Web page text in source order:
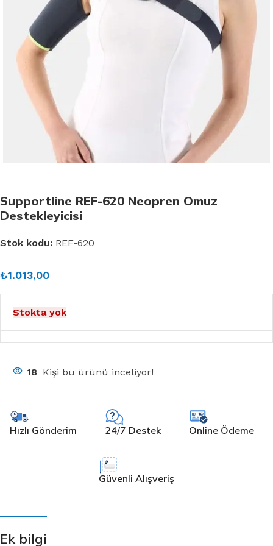
Supportline REF-620 Neopren Omuz
Destekleyicisi
Stok kodu: REF-620
₺1.013,00
Stokta yok
18 Kişi bu ürünü inceliyor!
Hızlı Gönderim 24/7 Destek Online Ödeme
Güvenli Alışveriş
Ek bilgi